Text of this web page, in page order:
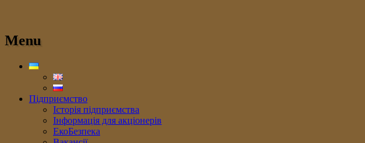
Menu
Підприємство
Історія підприємства
Інформація для акціонерів
ЕкоБезпека